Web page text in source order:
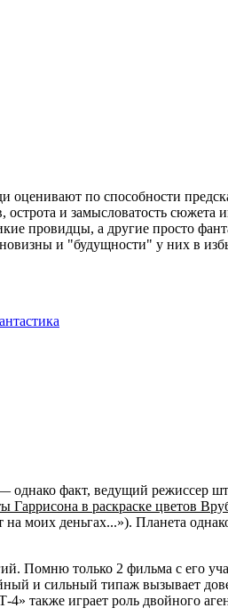
оценивают по способности
и замысловатость сюжета
провидцы, а другие просто
и "будущности" у них в
однако факт, ведущий режиссер
Гаррисона в раскраске цветов
моих деньгах...»). Планета
Помню только 2 фильма с его
и сильный типаж вызывает
также играет роль двойного